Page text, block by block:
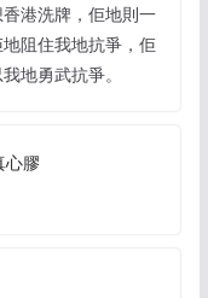
港洗牌，佢地則一
阻住我地抗爭，佢
地勇武抗爭。
心膠